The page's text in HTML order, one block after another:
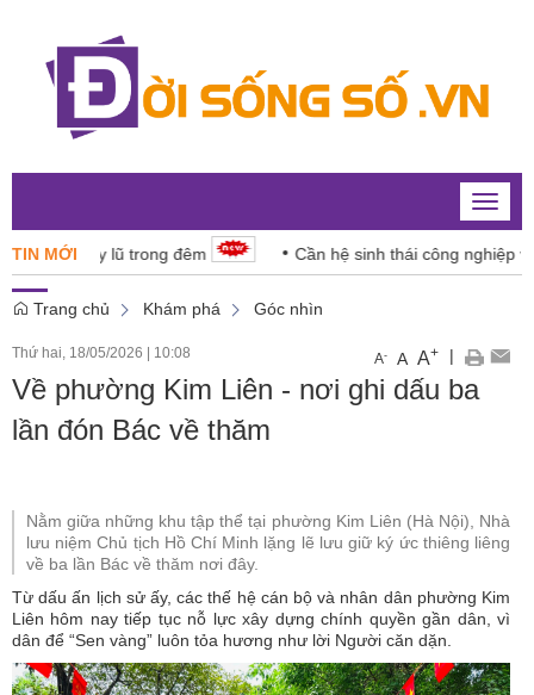
Toggle
TIN MỚI
chạy lũ trong đêm Cần hệ sinh thái công nghiệp văn
Trang chủ Khám phá Góc nhìn
Thứ hai, 18/05/2026 10:08 A- A A+ |
Về phường Kim Liên - nơi ghi dấu ba
lần đón Bác về thăm
Nằm giữa những khu tập thể tại phường Kim Liên (Hà Nội), Nhà
lưu niệm Chủ tịch Hồ Chí Minh lặng lẽ lưu giữ ký ức thiêng liêng
về ba lần Bác về thăm nơi đây.
Từ dấu ấn lịch sử ấy, các thế hệ cán bộ và nhân dân phường Kim
Liên hôm nay tiếp tục nỗ lực xây dựng chính quyền gần dân, vì
dân để “Sen vàng” luôn tỏa hương như lời Người căn dặn.